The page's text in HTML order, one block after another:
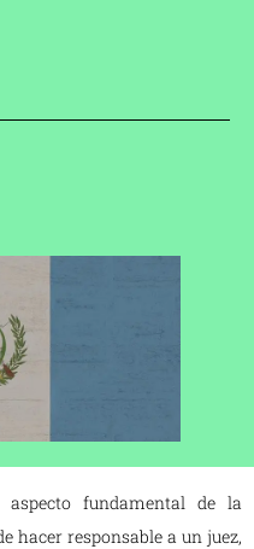
fundamental de la
hacer responsable a un juez,